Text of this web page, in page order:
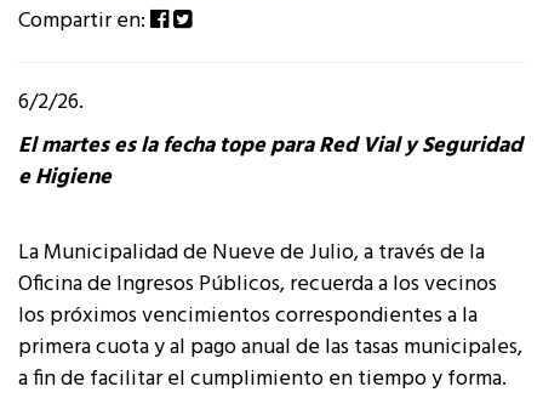
Compartir en:
6/2/26.
El martes es la fecha tope para Red Vial y Seguridad
e Higiene
La Municipalidad de Nueve de Julio, a través de la
Oficina de Ingresos Públicos, recuerda a los vecinos
los próximos vencimientos correspondientes a la
primera cuota y al pago anual de las tasas municipales,
a fin de facilitar el cumplimiento en tiempo y forma.